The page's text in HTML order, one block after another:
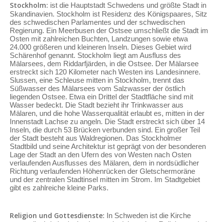
Stockholm: ist die Hauptstadt Schwedens und größte Stadt in
Skandinavien. Stockholm ist Residenz des Königspaares, Sitz
des schwedischen Parlamentes und der schwedischen
Regierung. Ein Meerbusen der Ostsee umschließt die Stadt im
Osten mit zahlreichen Buchten, Landzungen sowie etwa
24.000 größeren und kleineren Inseln. Dieses Gebiet wird
Schärenhof genannt. Stockholm liegt am Ausfluss des
Mälarsees, dem Riddarfjärden, in die Ostsee. Der Mälarsee
erstreckt sich 120 Kilometer nach Westen ins Landesinnere.
Slussen, eine Schleuse mitten in Stockholm, trennt das
Süßwasser des Mälarsees vom Salzwasser der östlich
liegenden Ostsee. Etwa ein Drittel der Stadtfläche sind mit
Wasser bedeckt. Die Stadt bezieht ihr Trinkwasser aus
Mälaren, und die hohe Wasserqualität erlaubt es, mitten in der
Innenstadt Lachse zu angeln. Die Stadt erstreckt sich über 14
Inseln, die durch 53 Brücken verbunden sind. Ein großer Teil
der Stadt besteht aus Waldregionen. Das Stockholmer
Stadtbild und seine Architektur ist geprägt von der besonderen
Lage der Stadt an den Ufern des von Westen nach Osten
verlaufenden Ausflusses des Mälaren, dem in nordsüdlicher
Richtung verlaufenden Höhenrücken der Gletschermoräne
und der zentralen Stadtinsel mitten im Strom. Im Stadtgebiet
gibt es zahlreiche kleine Parks.
Religion und Gottesdienste: In Schweden ist die Kirche